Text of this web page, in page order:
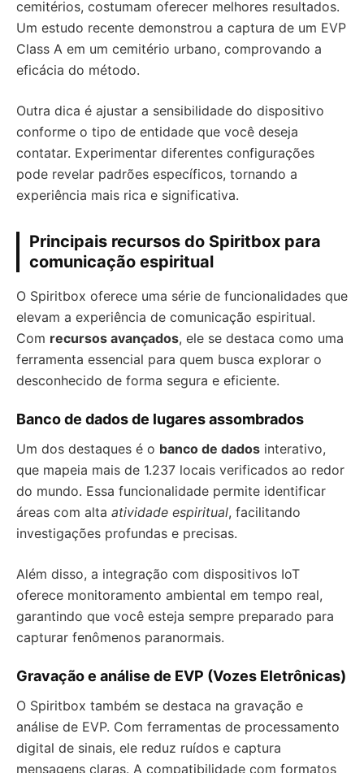
cemitérios, costumam oferecer melhores resultados.
Um estudo recente demonstrou a captura de um EVP
Class A em um cemitério urbano, comprovando a
eficácia do método.
Outra dica é ajustar a sensibilidade do dispositivo
conforme o tipo de entidade que você deseja
contatar. Experimentar diferentes configurações
pode revelar padrões específicos, tornando a
experiência mais rica e significativa.
Principais recursos do Spiritbox para
comunicação espiritual
O Spiritbox oferece uma série de funcionalidades que
elevam a experiência de comunicação espiritual.
Com recursos avançados, ele se destaca como uma
ferramenta essencial para quem busca explorar o
desconhecido de forma segura e eficiente.
Banco de dados de lugares assombrados
Um dos destaques é o banco de dados interativo,
que mapeia mais de 1.237 locais verificados ao redor
do mundo. Essa funcionalidade permite identificar
áreas com alta atividade espiritual, facilitando
investigações profundas e precisas.
Além disso, a integração com dispositivos IoT
oferece monitoramento ambiental em tempo real,
garantindo que você esteja sempre preparado para
capturar fenômenos paranormais.
Gravação e análise de EVP (Vozes Eletrônicas)
O Spiritbox também se destaca na gravação e
análise de EVP. Com ferramentas de processamento
digital de sinais, ele reduz ruídos e captura
mensagens claras. A compatibilidade com formatos